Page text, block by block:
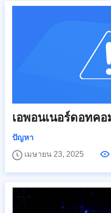
เอพอนเนอร์ดอทคอ
ปัญหา
เมษายน 23, 2025